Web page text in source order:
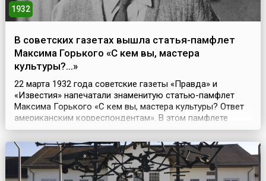
1932
В советских газетах вышла статья-памфлет
Максима Горького «С кем вы, мастера
культуры?...»
22 марта 1932 года советские газеты «Правда» и
«Известия» напечатали знаменитую статью-памфлет
Максима Горького «С кем вы, мастера культуры? Ответ
американским корреспондентам». В этом памфлете
«Буревестник революции» писал: «Вы, интеллигенты,
мастера культуры, должны бы понять, что рабочий
класс, взяв в свои руки политическую власть, откроет
перед вами широчайшие возможности культурного
творч...